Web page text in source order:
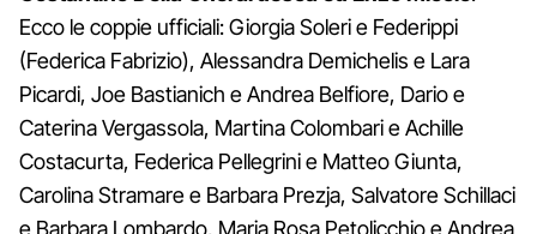
Ecco le coppie ufficiali: Giorgia Soleri e Federippi
(Federica Fabrizio), Alessandra Demichelis e Lara
Picardi, Joe Bastianich e Andrea Belfiore, Dario e
Caterina Vergassola, Martina Colombari e Achille
Costacurta, Federica Pellegrini e Matteo Giunta,
Carolina Stramare e Barbara Prezja, Salvatore Schillaci
e Barbara Lombardo, Maria Rosa Petolicchio e Andrea